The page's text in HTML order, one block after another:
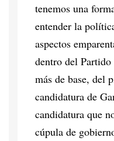
tenemos una
entender la
aspectos
dentro del
más de base, del
candidatura de
candidatura que
cúpula de